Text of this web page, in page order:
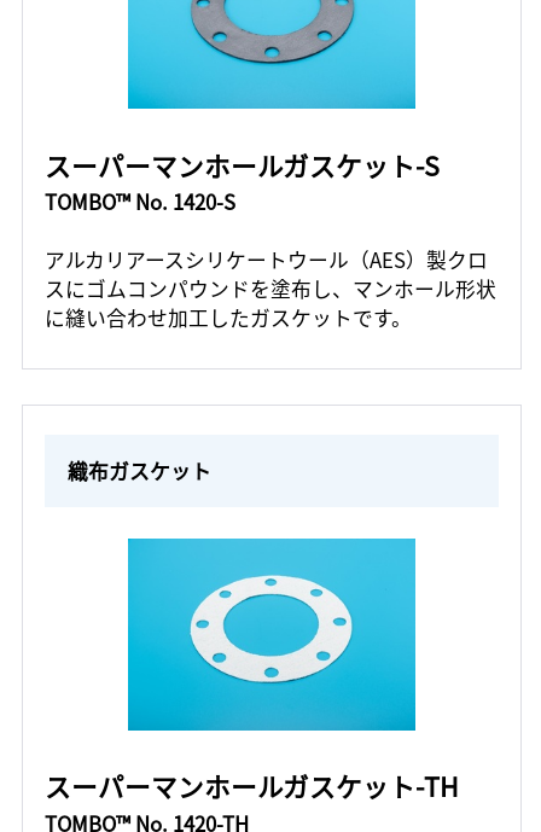
スーパーマンホールガスケット-S
TOMBO™ No. 1420-S
アルカリアースシリケートウール（AES）製クロ
スにゴムコンパウンドを塗布し、マンホール形状
に縫い合わせ加工したガスケットです。
織布ガスケット
スーパーマンホールガスケット-TH
TOMBO™ No. 1420-TH